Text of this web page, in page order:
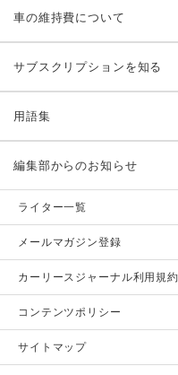
車の維持費について
サブスクリプションを知る
用語集
編集部からのお知らせ
ライター一覧
メールマガジン登録
カーリースジャーナル利用規約
コンテンツポリシー
サイトマップ